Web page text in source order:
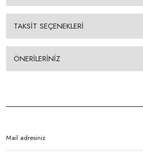
TAKSİT SEÇENEKLERİ
ÖNERİLERİNİZ